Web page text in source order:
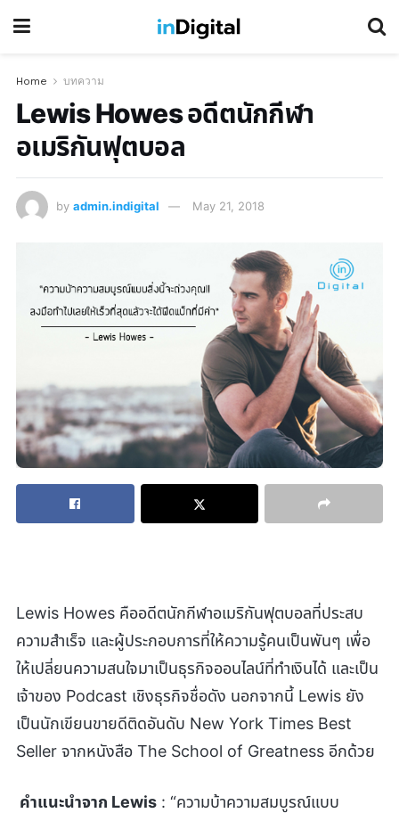
Home บทความ
Lewis Howes อดีตนักกีฬา
อเมริกันฟุตบอล
by admin.indigital May 21, 2018
Lewis Howes คืออดีตนักกีฬาอเมริกันฟุตบอลที่ประสบ
ความสำเร็จ และผู้ประกอบการที่ให้ความรู้คนเป็นพันๆ เพื่อ
ให้เปลี่ยนความสนใจมาเป็นธุรกิจออนไลน์ที่ทำเงินได้ และเป็น
เจ้าของ Podcast เชิงธุรกิจชื่อดัง นอกจากนี้ Lewis ยัง
เป็นนักเขียนขายดีติดอันดับ New York Times Best
Seller จากหนังสือ The School of Greatness อีกด้วย
คำแนะนำจาก Lewis : “ความบ้าความสมบูรณ์แบบ